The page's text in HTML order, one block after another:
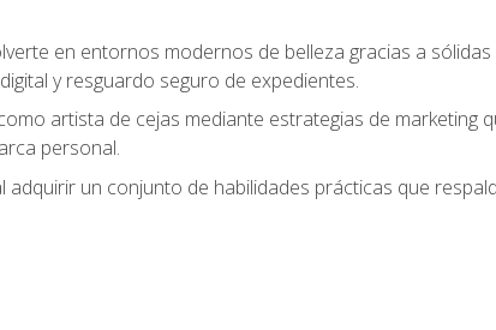
en entornos modernos de belleza gracias a
y resguardo seguro de expedientes.
artista de cejas mediante estrategias de marketing
personal.
un conjunto de habilidades prácticas que